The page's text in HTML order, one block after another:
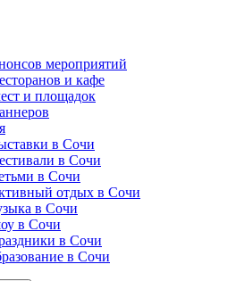
мероприятий
и кафе
и площадок
в Сочи
в Сочи
в Сочи
отдых в Сочи
в Сочи
в Сочи
в Сочи
в Сочи